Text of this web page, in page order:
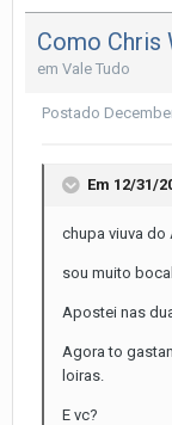
Como Chris
em Vale Tudo
Postado
Em 12/31/
chupa viuva do
sou muito
Apostei nas
Agora to
loiras.
E vc?